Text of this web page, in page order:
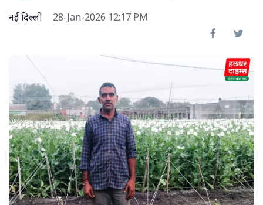
नई दिल्ली 28-Jan-2026 12:17 PM